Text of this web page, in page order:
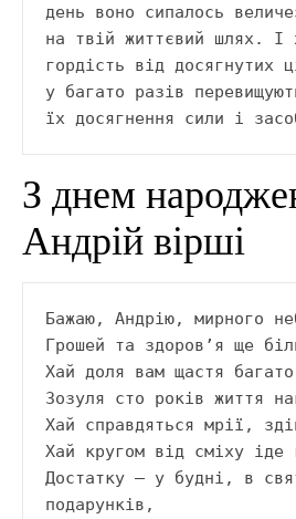
день воно сипалось
на твій життєвий шлях. І
гордість від досягнутих
у багато разів
їх досягнення сили і
З днем
Андрій вірші
Бажаю, Андрію, мирного
Грошей та здоров’я ще
Хай доля вам щастя
Зозуля сто років життя
Хай справдяться мрії,
Хай кругом від сміху іде
Достатку – у будні, в
подарунків,